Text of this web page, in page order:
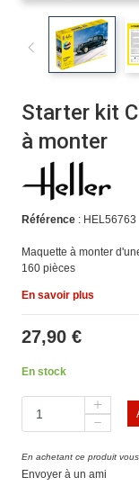
Starter kit
à monter
Référence: HEL56763
Maquette à monter
160 pièces
En savoir plus
27,90 €
En stock
En achetant ce produit
Envoyer à un ami